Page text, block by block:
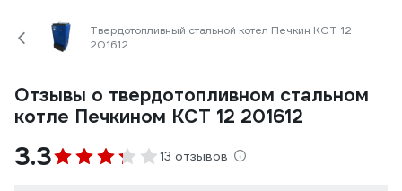
Твердотопливный стальной котел Печкин КСТ 12
201612
Отзывы о твердотопливном стальном
котле Печкином КСТ 12 201612
3.3 13 отзывов